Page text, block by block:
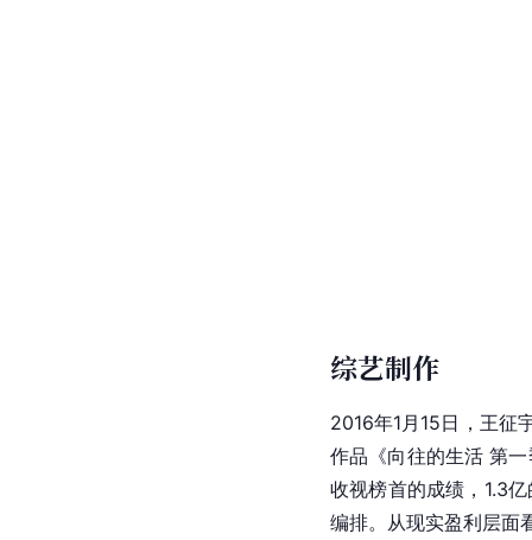
综艺制作
2016年1月15日，王征
作品《向往的生活 第
收视榜首的成绩，1.3
编排。从现实盈利层面